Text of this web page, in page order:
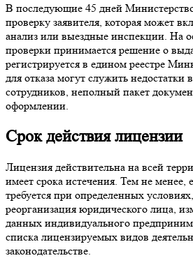
В последующие 45 дней
проверку заявителя, которая может
анализ или выездные инспекции. На
проверки принимается решение о
регистрируется в едином реестре
для отказа могут служить недостатки
сотрудников, неполный пакет
оформлении.
Срок действия лицензии
Лицензия действительна на всей
имеет срока истечения. Тем не менее,
требуется при определенных
реорганизация юридического лица,
данных индивидуального
списка лицензируемых видов
законодательстве.